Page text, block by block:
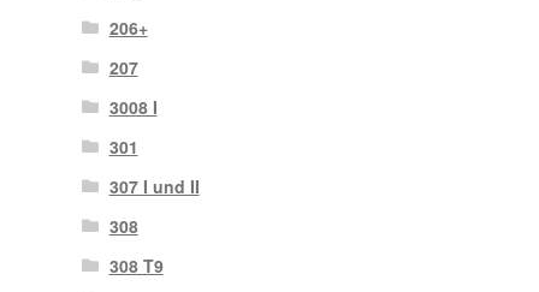
206+
207
3008 I
301
307 I und II
308
308 T9